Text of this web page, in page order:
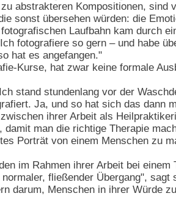
abstrakteren Kompositionen,
sonst übersehen würden: die
Laufbahn kam durch
fotografiere so gern – und habe
hat es angefangen."
Kurse, hat zwar keine formale
stand stundenlang vor der
Ja, und so hat sich das dann
ihrer Arbeit als
damit man die richtige Therapie
Porträt von einem Menschen zu
im Rahmen ihrer Arbeit bei
fließender Übergang",
darum, Menschen in ihrer Würde